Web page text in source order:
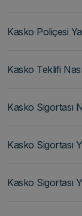
Kasko Poliçesi
Kasko Teklifi
Kasko Sigortası
Kasko Sigortası
Kasko Sigortası